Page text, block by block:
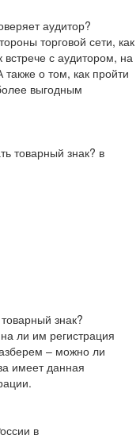
аудитор?
торговой сети, как
с аудитором, на
о том, как пройти
выгодным
знак?
ли им регистрация
– можно ли
имеет данная